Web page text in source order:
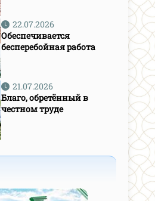
22.07.2026
Обеспечивается
бесперебойная работа
21.07.2026
Благо, обретённый в
честном труде